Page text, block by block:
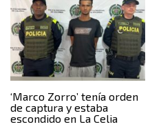
‘Marco Zorro’ tenía orden
de captura y estaba
escondido en La Celia